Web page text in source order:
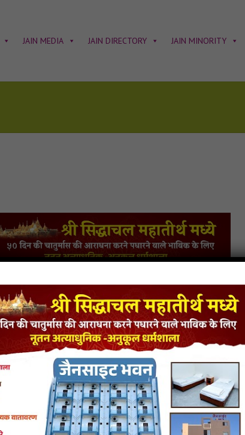
JAIN MEDIA JAIN DIRECTORY JAIN MINORITY